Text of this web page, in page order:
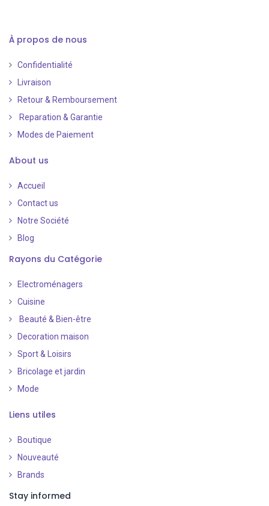
À propos de nous
Confidentialité
Livraison
Retour & Remboursement
Reparation & Garantie
Modes de Paiement
About us
Accueil
Contact us
Notre Société
Blog
Rayons du Catégorie
Electroménagers
Cuisine
Beauté & Bien-être
Decoration maison
Sport & Loisirs
Bricolage et jardin
Mode
Liens utiles
Boutique
Nouveauté
Brands
Stay informed